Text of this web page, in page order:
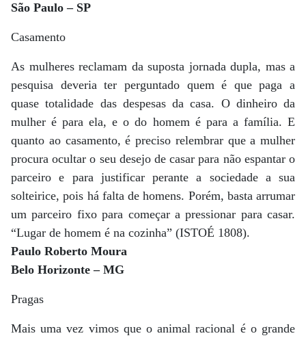
São Paulo – SP
Casamento
As mulheres reclamam da suposta jornada dupla, mas a
pesquisa deveria ter perguntado quem é que paga a
quase totalidade das despesas da casa. O dinheiro da
mulher é para ela, e o do homem é para a família. E
quanto ao casamento, é preciso relembrar que a mulher
procura ocultar o seu desejo de casar para não espantar o
parceiro e para justificar perante a sociedade a sua
solteirice, pois há falta de homens. Porém, basta arrumar
um parceiro fixo para começar a pressionar para casar.
“Lugar de homem é na cozinha” (ISTOÉ 1808).
Paulo Roberto Moura
Belo Horizonte – MG
Pragas
Mais uma vez vimos que o animal racional é o grande